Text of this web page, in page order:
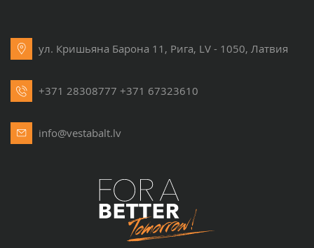
ул. Кришьяна Барона 11, Рига, LV - 1050, Латвия
+371 28308777 +371 67323610
info@vestabalt.lv